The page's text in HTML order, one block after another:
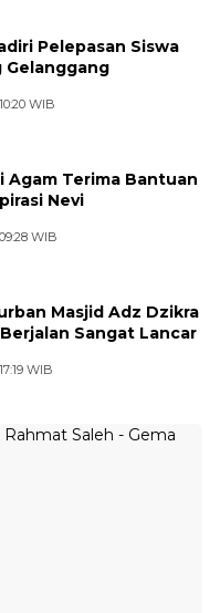
Pelepasan Siswa
Gelanggang
WIB
Agam Terima Bantuan
Nevi
WIB
Masjid Adz Dzikra
Sangat Lancar
WIB